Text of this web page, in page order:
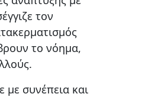
τον
το νόημα,
συνέπεια και